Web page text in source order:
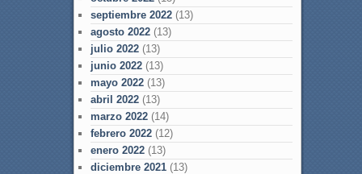
septiembre 2022(13)
agosto 2022(13)
julio 2022(13)
junio 2022(13)
mayo 2022(13)
abril 2022(13)
marzo 2022(14)
febrero 2022(12)
enero 2022(13)
diciembre 2021(13)